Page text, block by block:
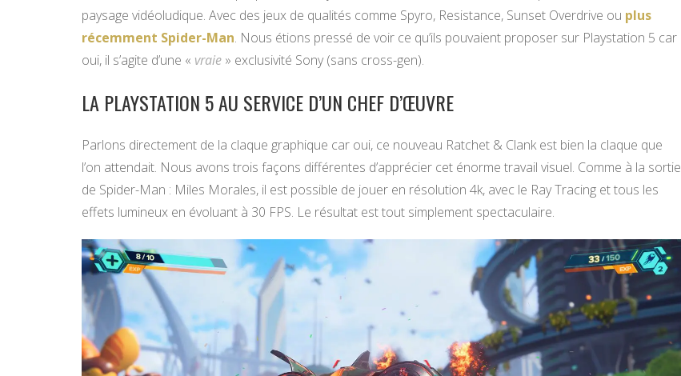
paysage vidéoludique. Avec des jeux de qualités comme Spyro, Resistance, Sunset Overdrive ou plus
récemment Spider-Man. Nous étions pressé de voir ce qu’ils pouvaient proposer sur Playstation 5 car
oui, il s’agite d’une « vraie » exclusivité Sony (sans cross-gen).
LA PLAYSTATION 5 AU SERVICE D’UN CHEF D’ŒUVRE
Parlons directement de la claque graphique car oui, ce nouveau Ratchet & Clank est bien la claque que
l’on attendait. Nous avons trois façons différentes d’apprécier cet énorme travail visuel. Comme à la sortie
de Spider-Man : Miles Morales, il est possible de jouer en résolution 4k, avec le Ray Tracing et tous les
effets lumineux en évoluant à 30 FPS. Le résultat est tout simplement spectaculaire.